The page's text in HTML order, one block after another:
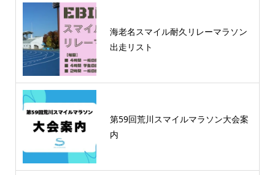
海老名スマイル耐久リレーマラソン
出走リスト
第59回荒川スマイルマラソン大会案
内